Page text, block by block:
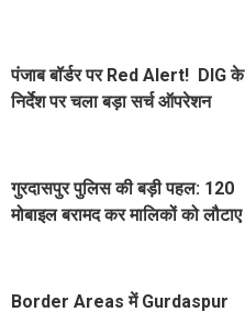
पंजाब बॉर्डर पर Red Alert! DIG के
निर्देश पर चला बड़ा सर्च ऑपरेशन
गुरदासपुर पुलिस की बड़ी पहल: 120
मोबाइल बरामद कर मालिकों को लौटाए
Border Areas में Gurdaspur